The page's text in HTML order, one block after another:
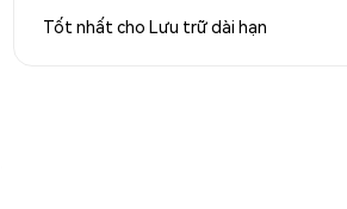
Tốt nhất cho Lưu trữ dài hạn